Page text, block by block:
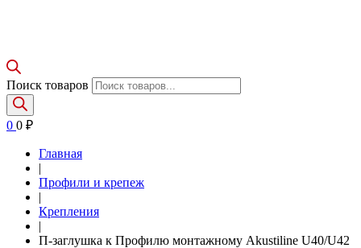
Поиск товаров
0 0 ₽
Главная
|
Профили и крепеж
|
Крепления
|
П-заглушка к Профилю монтажному Akustiline U40/U42